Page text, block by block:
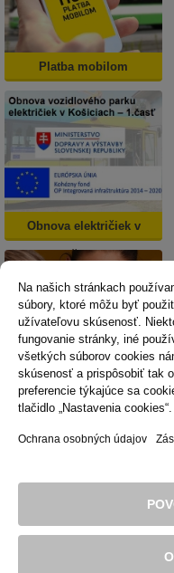
Na našich stránkach
súbory, ktoré môžu byť
užívateľovu skúsenosť.
fungovanie stránky, iné
všetkých súborov cookies
skúsenosť a prispôsobiť tak
preferencie týkajúce sa
tlačidlo „Nastavenia cookies“.
Ochrana osobných údajov
Platba mobilom
Obnova električiek v
Košiciach
Dopravná psychológia
Zásady
© 2016 Dopravný podnik